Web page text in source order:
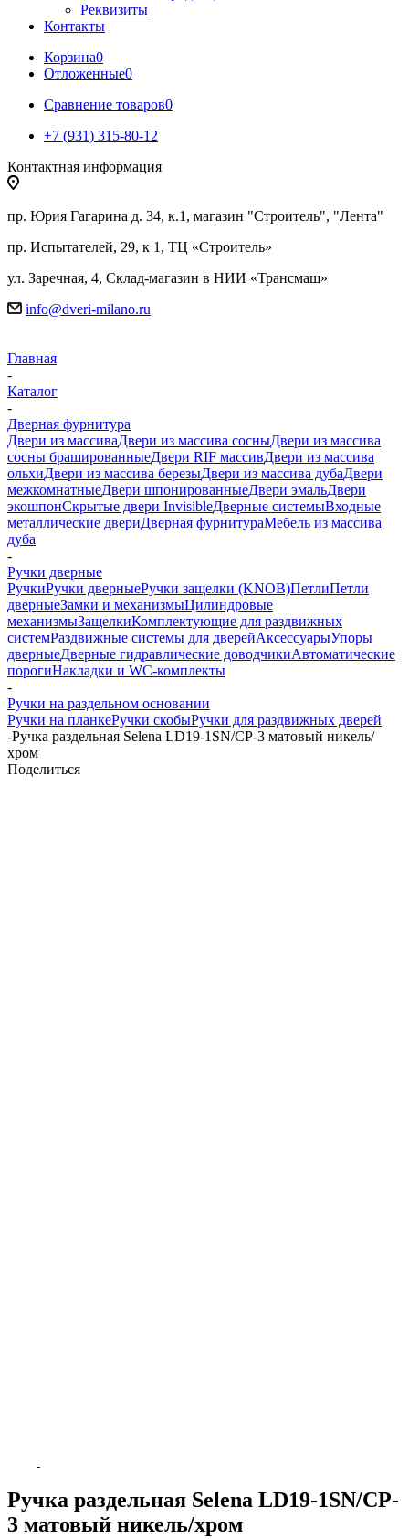
Реквизиты
Контакты
Корзина0
Отложенные0
Сравнение товаров0
+7 (931) 315-80-12
Контактная информация
пр. Юрия Гагарина д. 34, к.1, магазин "Строитель", "Лента"
пр. Испытателей, 29, к 1, ТЦ «Строитель»
ул. Заречная, 4, Склад-магазин в НИИ «Трансмаш»
info@dveri-milano.ru
Главная
-
Каталог
-
Дверная фурнитура
Двери из массиваДвери из массива сосныДвери из массива
сосны брашированныеДвери RIF массивДвери из массива
ольхиДвери из массива березыДвери из массива дубаДвери
межкомнатныеДвери шпонированныеДвери эмальДвери
экошпонСкрытые двери InvisibleДверные системыВходные
металлические двериДверная фурнитураМебель из массива
дуба
-
Ручки дверные
РучкиРучки дверныеРучки защелки (KNOB)ПетлиПетли
дверныеЗамки и механизмыЦилиндровые
механизмыЗащелкиКомплектующие для раздвижных
системРаздвижные системы для дверейАксессуарыУпоры
дверныеДверные гидравлические доводчикиАвтоматические
порогиНакладки и WC-комплекты
-
Ручки на раздельном основании
Ручки на планкеРучки скобыРучки для раздвижных дверей
-Ручка раздельная Selena LD19-1SN/CP-3 матовый никель/
хром
Поделиться
Ручка раздельная Selena LD19-1SN/CP-
3 матовый никель/хром